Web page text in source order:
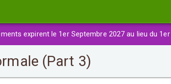
expirent le 1er Septembre 2027 au lieu du
(Part 3)